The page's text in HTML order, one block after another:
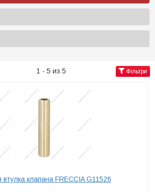
1 - 5 из 5 Фільтри
клапана FRECCIA G11526